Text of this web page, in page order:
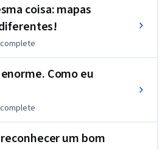
com papel e lápis e com o
(gratuito),
considerando a forma da sua
apresenta,
para facilitar a comunicação
e
relacionadas com a
a vida.
CERTIFICADOS
coisa: mapas
Como eu
um bom